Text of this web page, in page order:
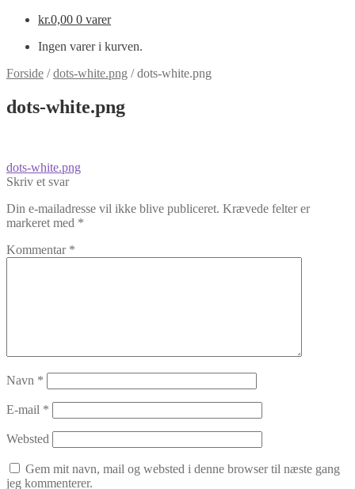
kr.0,00 0 varer
Ingen varer i kurven.
Forside /dots-white.png /dots-white.png
dots-white.png
Indlægsnavigation
Forrige
indlæg:
dots-white.png
Skriv et svar
Din e-mailadresse vil ikke blive publiceret. Krævede felter er
markeret med *
Kommentar *
Navn *
E-mail *
Websted
Gem mit navn, mail og websted i denne browser til næste gang
jeg kommenterer.